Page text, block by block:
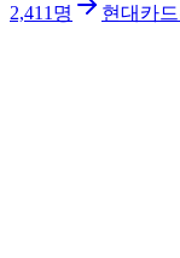
2,411 명 현대카